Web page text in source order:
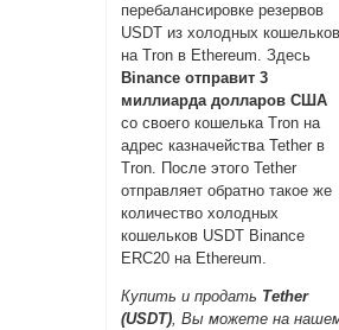
перебалансировке резервов
USDT из холодных
на Tron в Ethereum. Здесь
Binance отправит 3
миллиарда долларов США
со своего кошелька Tron на
адрес казначейства Tether в
Tron. После этого Tether
отправляет обратно такое же
количество холодных
кошельков USDT Binance
ERC20 на Ethereum.
Купить и продать Tether
(USDT), Вы можете на